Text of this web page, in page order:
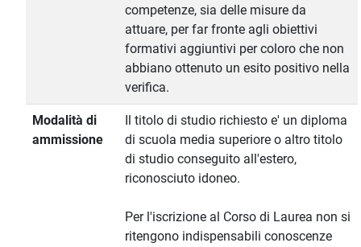
competenze, sia delle misure da
attuare, per far fronte agli obiettivi
formativi aggiuntivi per coloro che non
abbiano ottenuto un esito positivo nella
verifica.
Modalità di
ammissione
Il titolo di studio richiesto e' un diploma
di scuola media superiore o altro titolo
di studio conseguito all'estero,
riconosciuto idoneo.
Per l'iscrizione al Corso di Laurea non si
ritengono indispensabili conoscenze